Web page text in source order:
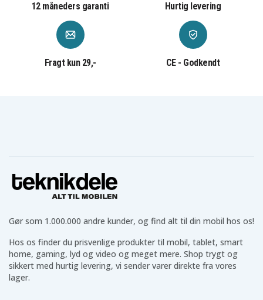
bruge.
Høretelefoner til dine behov
Vi har et bredt udvalg af høretelefoner som AirPods,
Galaxy Buds og mange prisvenlige alternativer. Uanset
Udover ovenstående har vi også teknik til hverdagen
som
powerbanks, batterier
mere, som gør hverdagen lettere.
bedømmelser
Hos Teknikdele er vi stolte af vores flotte anmeldelser
og ratings på Trustpilot, Google og andre platforme.
Du får sikre betalinger, fast fragtpris og hurtig
12 måneders garanti Hurtig levering
Fragt kun 29,- CE - Godkendt
Gør som 1.000.000 andre kunder, og find alt til din mobil hos os!
Hos os finder du prisvenlige produkter til mobil, tablet, smart
home, gaming, lyd og video og meget mere. Shop trygt og
sikkert med hurtig levering, vi sender varer direkte fra vores
lager.